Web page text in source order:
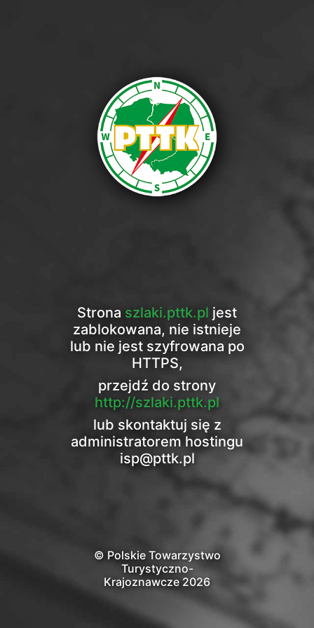
Strona szlaki.pttk.pl jest
zablokowana, nie istnieje
lub nie jest szyfrowana po
HTTPS,
przejdź do strony
http://szlaki.pttk.pl
lub skontaktuj się z
administratorem hostingu
isp@pttk.pl
© Polskie Towarzystwo
Turystyczno-
Krajoznawcze 2026